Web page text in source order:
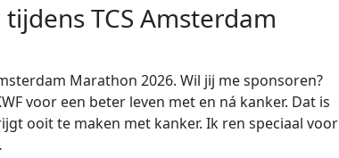
TCS Amsterdam
Marathon 2026. Wil jij me sponsoren?
voor een beter leven met en ná kanker. Dat is
ooit te maken met kanker. Ik ren speciaal voor